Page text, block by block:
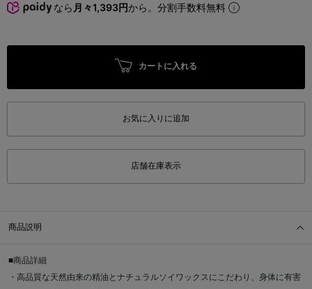
なら 月々1,393円から。分割手数料無料
カートに入れる
お気に入りに追加
店舗在庫表示
商品説明
■商品詳細
・高品質な天然由来の精油とナチュラルソイワックスにこだわり、身体に有害